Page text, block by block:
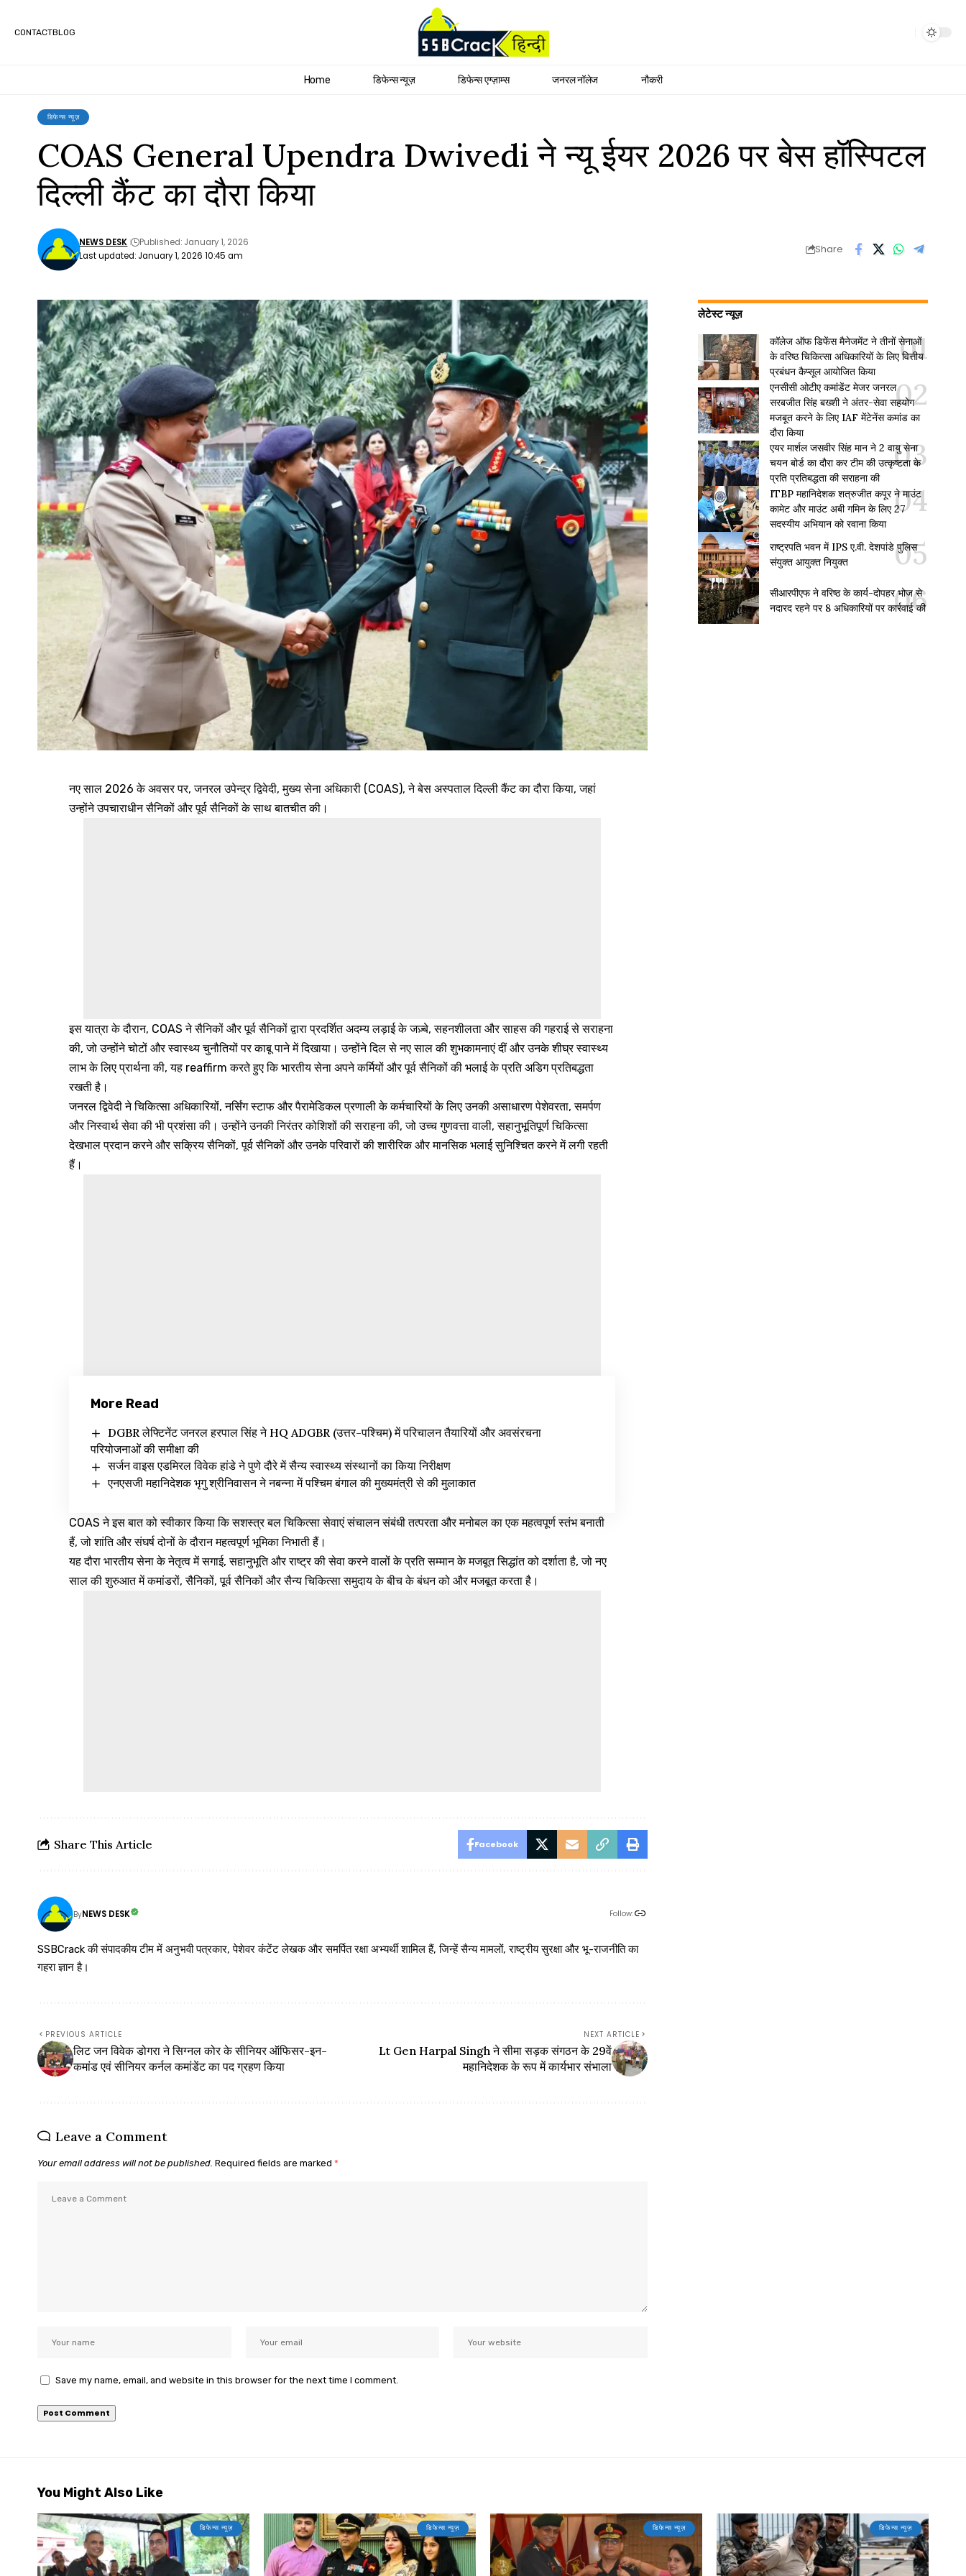
CONTACTBLOG
Home डिफेन्स न्यूज़ डिफेन्स एग्ज़ाम्स जनरल नॉलेज नौकरी
डिफेन्स न्यूज़
COAS General Upendra Dwivedi ने न्यू ईयर 2026 पर बेस हॉस्पिटल
दिल्ली कैंट का दौरा किया
Last updated: January 1, 2026 10:45 am
NEWS DESK Published: January 1, 2026
Share
नए साल 2026 के अवसर पर, जनरल उपेन्द्र द्विवेदी, मुख्य सेना अधिकारी (COAS), ने बेस अस्पताल दिल्ली कैंट का दौरा किया, जहां
उन्होंने उपचाराधीन सैनिकों और पूर्व सैनिकों के साथ बातचीत की।
इस यात्रा के दौरान, COAS ने सैनिकों और पूर्व सैनिकों द्वारा प्रदर्शित अदम्य लड़ाई के जज़्बे, सहनशीलता और साहस की गहराई से सराहना
की, जो उन्होंने चोटों और स्वास्थ्य चुनौतियों पर काबू पाने में दिखाया। उन्होंने दिल से नए साल की शुभकामनाएं दीं और उनके शीघ्र स्वास्थ्य
लाभ के लिए प्रार्थना की, यह reaffirm करते हुए कि भारतीय सेना अपने कर्मियों और पूर्व सैनिकों की भलाई के प्रति अडिग प्रतिबद्धता
रखती है।
जनरल द्विवेदी ने चिकित्सा अधिकारियों, नर्सिंग स्टाफ और पैरामेडिकल प्रणाली के कर्मचारियों के लिए उनकी असाधारण पेशेवरता, समर्पण
और निस्वार्थ सेवा की भी प्रशंसा की। उन्होंने उनकी निरंतर कोशिशों की सराहना की, जो उच्च गुणवत्ता वाली, सहानुभूतिपूर्ण चिकित्सा
देखभाल प्रदान करने और सक्रिय सैनिकों, पूर्व सैनिकों और उनके परिवारों की शारीरिक और मानसिक भलाई सुनिश्चित करने में लगी रहती
हैं।
More Read
DGBR लेफ्टिनेंट जनरल हरपाल सिंह ने HQ ADGBR (उत्तर-पश्चिम) में परिचालन तैयारियों और अवसंरचना
परियोजनाओं की समीक्षा की
सर्जन वाइस एडमिरल विवेक हांडे ने पुणे दौरे में सैन्य स्वास्थ्य संस्थानों का किया निरीक्षण
एनएसजी महानिदेशक भृगु श्रीनिवासन ने नबन्ना में पश्चिम बंगाल की मुख्यमंत्री से की मुलाकात
COAS ने इस बात को स्वीकार किया कि सशस्त्र बल चिकित्सा सेवाएं संचालन संबंधी तत्परता और मनोबल का एक महत्वपूर्ण स्तंभ बनाती
हैं, जो शांति और संघर्ष दोनों के दौरान महत्वपूर्ण भूमिका निभाती हैं।
यह दौरा भारतीय सेना के नेतृत्व में सगाई, सहानुभूति और राष्ट्र की सेवा करने वालों के प्रति सम्मान के मजबूत सिद्धांत को दर्शाता है, जो नए
साल की शुरुआत में कमांडरों, सैनिकों, पूर्व सैनिकों और सैन्य चिकित्सा समुदाय के बीच के बंधन को और मजबूत करता है।
Share This Article Facebook
ByNEWS DESK Follow:
SSBCrack की संपादकीय टीम में अनुभवी पत्रकार, पेशेवर कंटेंट लेखक और समर्पित रक्षा अभ्यर्थी शामिल हैं, जिन्हें सैन्य मामलों, राष्ट्रीय सुरक्षा और भू-राजनीति का
गहरा ज्ञान है।
PREVIOUS ARTICLE
लिट जन विवेक डोगरा ने सिग्नल कोर के सीनियर ऑफिसर-इन-
कमांड एवं सीनियर कर्नल कमांडेंट का पद ग्रहण किया
NEXT ARTICLE
Lt Gen Harpal Singh ने सीमा सड़क संगठन के 29वें
महानिदेशक के रूप में कार्यभार संभाला
Leave a Comment
Your email address will not be published. Required fields are marked *
Save my name, email, and website in this browser for the next time I comment.
लेटेस्ट न्यूज़
कॉलेज ऑफ डिफेंस मैनेजमेंट ने तीनों सेनाओं
के वरिष्ठ चिकित्सा अधिकारियों के लिए वित्तीय
प्रबंधन कैप्सूल आयोजित किया
एनसीसी ओटीए कमांडेंट मेजर जनरल
सरबजीत सिंह बख्शी ने अंतर-सेवा सहयोग
मजबूत करने के लिए IAF मेंटेनेंस कमांड का
दौरा किया
एयर मार्शल जसवीर सिंह मान ने 2 वायु सेना
चयन बोर्ड का दौरा कर टीम की उत्कृष्टता के
प्रति प्रतिबद्धता की सराहना की
ITBP महानिदेशक शत्रुजीत कपूर ने माउंट
कामेट और माउंट अबी गमिन के लिए 27
सदस्यीय अभियान को रवाना किया
राष्ट्रपति भवन में IPS ए.वी. देशपांडे पुलिस
संयुक्त आयुक्त नियुक्त
सीआरपीएफ ने वरिष्ठ के कार्य-दोपहर भोज से
नदारद रहने पर 8 अधिकारियों पर कार्रवाई की
You Might Also Like
डिफेन्स न्यूज़ डिफेन्स न्यूज़ डिफेन्स न्यूज़ डिफेन्स न्यूज़